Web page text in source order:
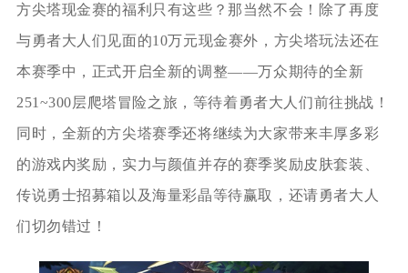
方尖塔现金赛的福利只有这些？那当然不会！除了再度
与勇者大人们见面的10万元现金赛外，方尖塔玩法还在
本赛季中，正式开启全新的调整——万众期待的全新
251~300层爬塔冒险之旅，等待着勇者大人们前往挑战！
同时，全新的方尖塔赛季还将继续为大家带来丰厚多彩
的游戏内奖励，实力与颜值并存的赛季奖励皮肤套装、
传说勇士招募箱以及海量彩晶等待赢取，还请勇者大人
们切勿错过！